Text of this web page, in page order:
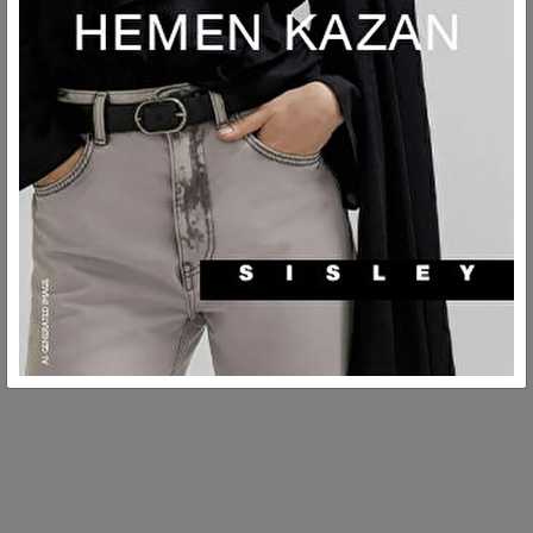
AÇIKLAMA
TESLIMAT VE İADE
MÜŞTERI HIZMETLERI
GÜVENLİ ÖDEMELER
Tüm işlemlerimiz güvenlidir.